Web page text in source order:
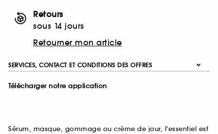
Retours
sous 14 jours
Retourner mon article
SERVICES, CONTACT ET CONDITIONS DES OFFRES
Télécharger notre application
Sérum, masque, gommage ou crème de jour, l'essentiel est